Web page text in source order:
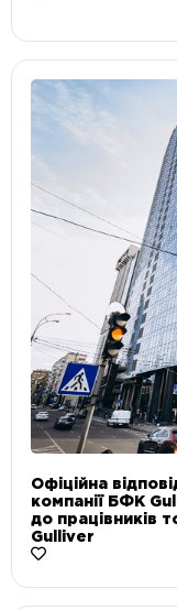
Офіційна
компанії БФК
до працівників
Gulliver